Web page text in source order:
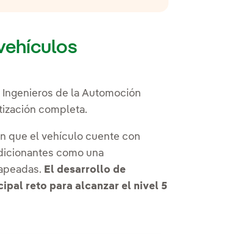
de la Automoción
completa.
que el vehículo cuente con
como una
El desarrollo de
reto para alcanzar el nivel 5